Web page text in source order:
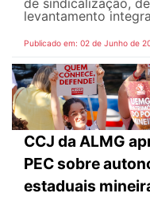
levantamento
Publicado em: 02 de Junho de
CCJ da ALMG
PEC sobre
estaduais